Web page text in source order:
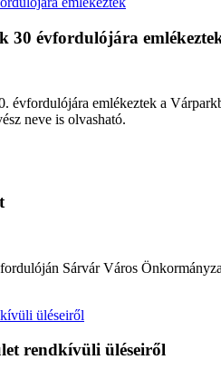
30 évfordulójára
évfordulójára emlékeztek a
neve is olvasható.
Sárvár Város
rendkívüli üléseiről